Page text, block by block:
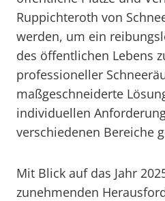
Ruppichteroth von
werden, um ein
des öffentlichen Lebens
professioneller
maßgeschneiderte
individuellen
verschiedenen Bereiche
Mit Blick auf das Jahr
zunehmenden